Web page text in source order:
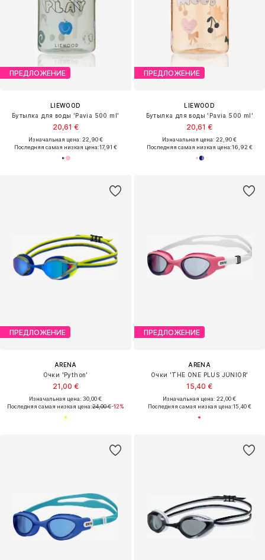
ПРЕДЛОЖЕНИЕ
LIEWOOD
Бутылка для воды 'Pavia 500 ml'
20,61 €
Изначальная цена: 22,90 €
Последняя самая низкая цена:17,91 €
ПРЕДЛОЖЕНИЕ
LIEWOOD
Бутылка для воды 'Pavia 500 ml'
20,61 €
Изначальная цена: 22,90 €
Последняя самая низкая цена:16,92 €
ПРЕДЛОЖЕНИЕ
ARENA
Очки 'Python'
21,00 €
Изначальная цена: 30,00 €
Последняя самая низкая цена:24,00 €-12%
ПРЕДЛОЖЕНИЕ
ARENA
Очки 'THE ONE PLUS JUNIOR'
15,40 €
Изначальная цена: 22,00 €
Последняя самая низкая цена:15,40 €